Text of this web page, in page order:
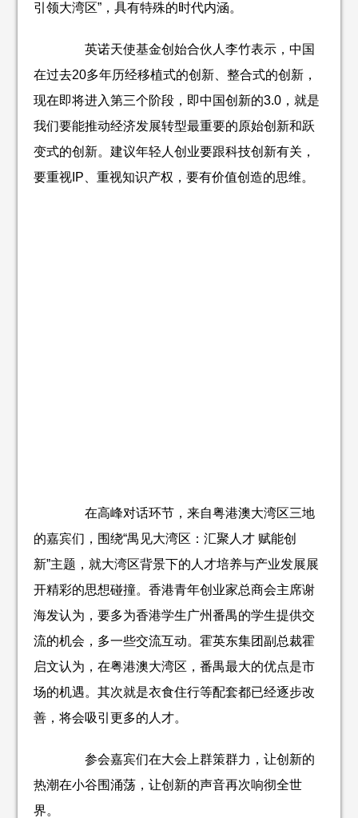
引领大湾区”，具有特殊的时代内涵。
英诺天使基金创始合伙人李竹表示，中国
在过去20多年历经移植式的创新、整合式的创新，
现在即将进入第三个阶段，即中国创新的3.0，就是
我们要能推动经济发展转型最重要的原始创新和跃
变式的创新。建议年轻人创业要跟科技创新有关，
要重视IP、重视知识产权，要有价值创造的思维。
在高峰对话环节，来自粤港澳大湾区三地
的嘉宾们，围绕“禺见大湾区：汇聚人才 赋能创
新”主题，就大湾区背景下的人才培养与产业发展展
开精彩的思想碰撞。香港青年创业家总商会主席谢
海发认为，要多为香港学生广州番禺的学生提供交
流的机会，多一些交流互动。霍英东集团副总裁霍
启文认为，在粤港澳大湾区，番禺最大的优点是市
场的机遇。其次就是衣食住行等配套都已经逐步改
善，将会吸引更多的人才。
参会嘉宾们在大会上群策群力，让创新的
热潮在小谷围涌荡，让创新的声音再次响彻全世
界。